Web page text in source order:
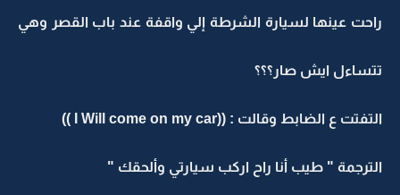
راحت عينها لسيارة الشرطة إلي واقفة عند باب القصر وهي
تتساءل ايش صار؟؟؟
التفتت ع الضابط وقالت : ((I Will come on my car ))
الترجمة " طيب أنا راح اركب سيارتي وألحقك "